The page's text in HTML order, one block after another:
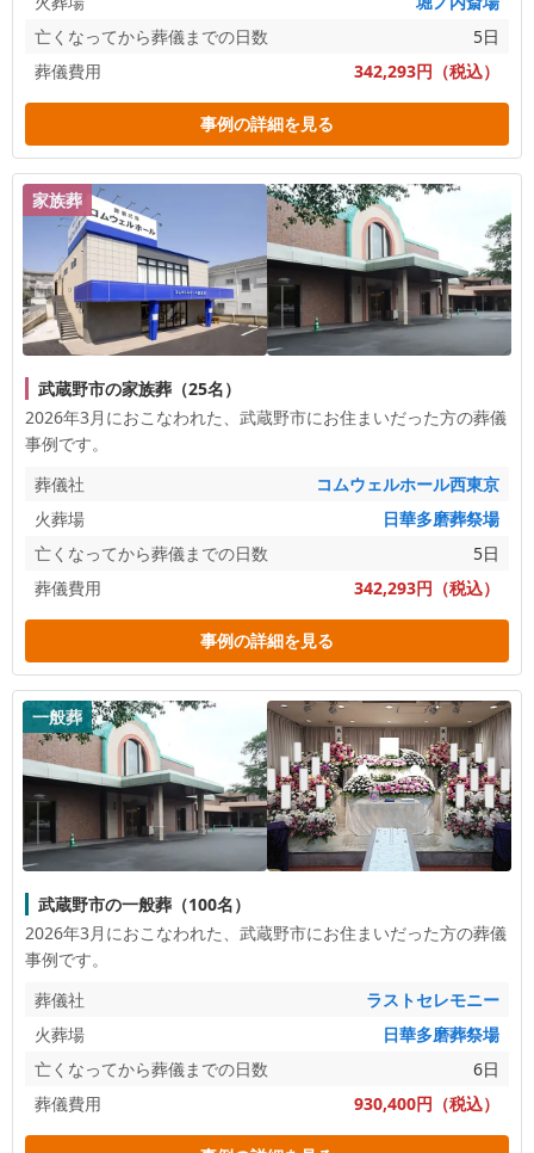
亡くなってから葬儀までの日数
5日
葬儀費用
342,293円（税込）
事例の詳細を見る
家族葬
武蔵野市の家族葬（25名）
2026年3月におこなわれた、 武蔵野市にお住まいだった方の葬儀
事例です。
葬儀社
コムウェルホール西東京
火葬場
日華多磨葬祭場
亡くなってから葬儀までの日数
5日
葬儀費用
342,293円（税込）
事例の詳細を見る
一般葬
武蔵野市の一般葬（100名）
2026年3月におこなわれた、 武蔵野市にお住まいだった方の葬儀
事例です。
葬儀社
ラストセレモニー
火葬場
日華多磨葬祭場
亡くなってから葬儀までの日数
6日
葬儀費用
930,400円（税込）